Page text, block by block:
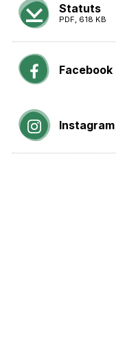
Statuts
PDF, 618 KB
Facebook
Instagram